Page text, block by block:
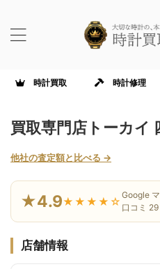
時計買取 時計修理
買取専門店トーカイ
他社の査定額と比べる →
★4.9★★★★☆ Google
口コミ
店舗情報